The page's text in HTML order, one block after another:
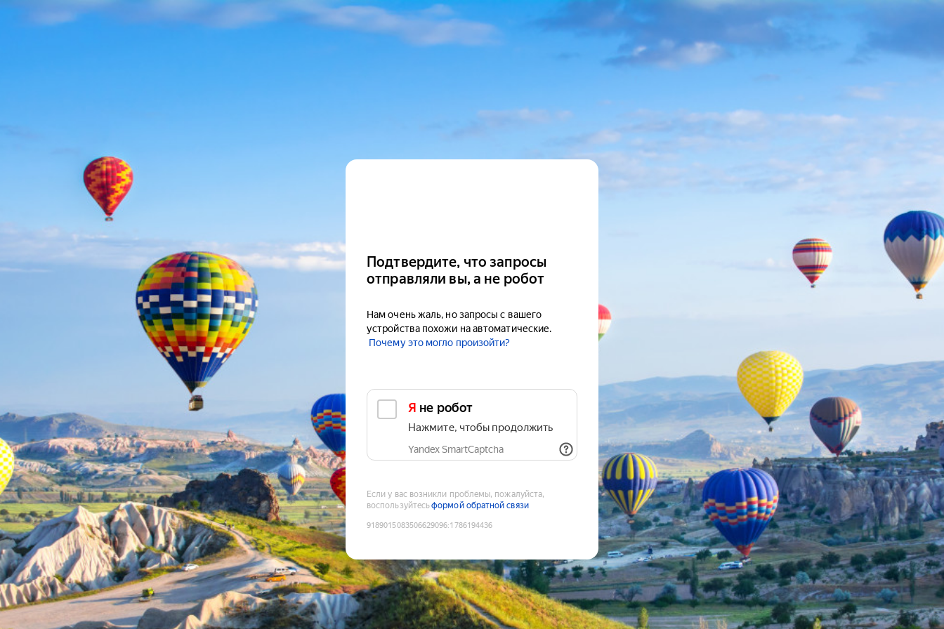
Подтвердите, что запросы
отправляли вы, а не робот
Нам очень жаль, но запросы с вашего
устройства похожи на автоматические.
Почему это могло произойти?
Я не робот
Нажмите, чтобы продолжить
Yandex SmartCaptcha
Если у вас возникли проблемы, пожалуйста,
воспользуйтесьформой обратной связи
9189015083506629096:1786194436